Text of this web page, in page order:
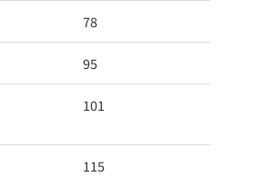
78
95
101
115